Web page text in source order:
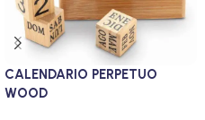
CALENDARIO PERPETUO
WOOD